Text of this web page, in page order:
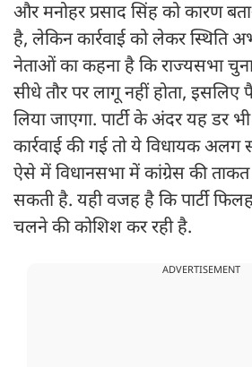
और मनोहर प्रसाद सिंह को कारण
है, लेकिन कार्रवाई को लेकर स्थिति
नेताओं का कहना है कि राज्यसभा
सीधे तौर पर लागू नहीं होता,
लिया जाएगा. पार्टी के अंदर यह डर
कार्रवाई की गई तो ये विधायक
ऐसे में विधानसभा में कांग्रेस की
सकती है. यही वजह है कि पार्टी
चलने की कोशिश कर रही है.
ADVERTISEMENT